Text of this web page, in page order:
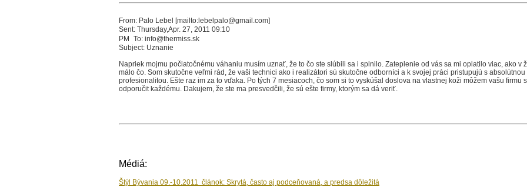
From: Palo Lebel [mailto:lebelpalo@gmail.com]
Sent: Thursday,Apr. 27, 2011 09:10
PM To: info@thermiss.sk
Subject: Uznanie
Napriek mojmu počiatočnému váhaniu musím uznať, že to čo ste slúbili sa i splnilo. Zateplenie od vás sa mi oplatilo viac, ako v
málo čo. Som skutočne veľmi rád, že vaši technici ako i realizátori sú skutočne odborníci a k svojej práci pristupujú s absolútnou
profesionalitou. Ešte raz im za to vďaka. Po tých 7 mesiacoch, čo som si to vyskúšal doslova na vlastnej koži môžem vašu firmu
odporučit každému. Dakujem, že ste ma presvedčili, že sú ešte firmy, ktorým sa dá veriť.
Médiá:
Štýl Bývania 09.-10.2011 článok: Skrytá, často aj podceňovaná, a predsa dôležitá